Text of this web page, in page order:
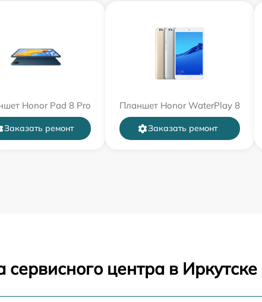
Honor Pad 8 Pro
Заказать ремонт
Планшет Honor WaterPlay 8
Заказать ремонт
сервисного центра в Иркутске